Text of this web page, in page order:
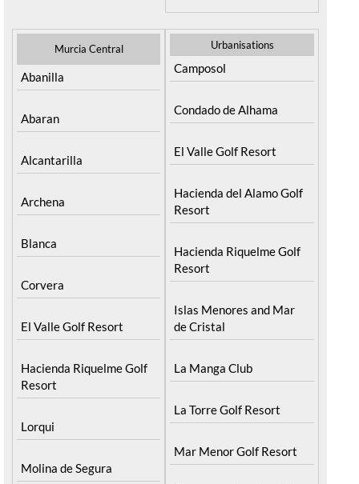
Murcia Central
Abanilla
Abaran
Alcantarilla
Archena
Blanca
Corvera
El Valle Golf Resort
Hacienda Riquelme Golf
Resort
Lorqui
Molina de Segura
Urbanisations
Camposol
Condado de Alhama
El Valle Golf Resort
Hacienda del Alamo Golf
Resort
Hacienda Riquelme Golf
Resort
Islas Menores and Mar
de Cristal
La Manga Club
La Torre Golf Resort
Mar Menor Golf Resort